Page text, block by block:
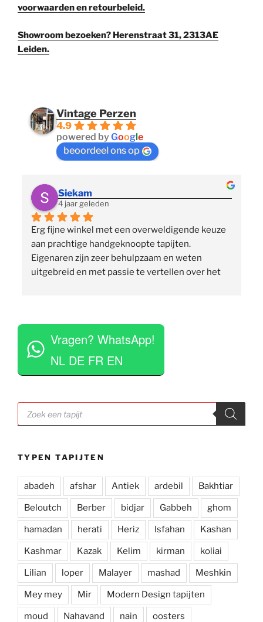
voorwaarden en retourbeleid.
Showroom bezoeken? Herenstraat 31, 2313AE
Leiden.
Vintage Perzen
4.9
powered byGoogle
beoordeel ons op
Siekam
4 jaar geleden
Erg fijne winkel met een overweldigende keuze
aan prachtige handgeknoopte tapijten.
Eigenaren zijn zeer behulpzaam en weten
uitgebreid en met passie te vertellen over het
tapijten voor je uit te rollen. Tegelijkertijd niet
opdringerig en geven je rustig de tijd om je
eigen keuze te maken. Tevens erg competitieve
prijzen. Al met al een zeer positieve ervaring en
Vragen? WhatsApp!
NL DE FR EN
Producten
zoeken
TYPEN TAPIJTEN
abadeh afshar Antiek ardebil Bakhtiar
Beloutch Berber bidjar Gabbeh ghom
hamadan herati Heriz Isfahan Kashan
Kashmar Kazak Kelim kirman koliai
Lilian loper Malayer mashad Meshkin
Mey mey Mir Modern Design tapijten
moud Nahavand nain oosters